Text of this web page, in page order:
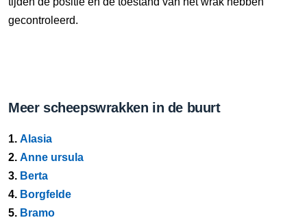
gecontroleerd.
Meer scheepswrakken in de buurt
1. Alasia
2. Anne ursula
3. Berta
4. Borgfelde
5. Bramo